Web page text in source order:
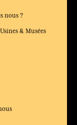
nous ?
& Musées